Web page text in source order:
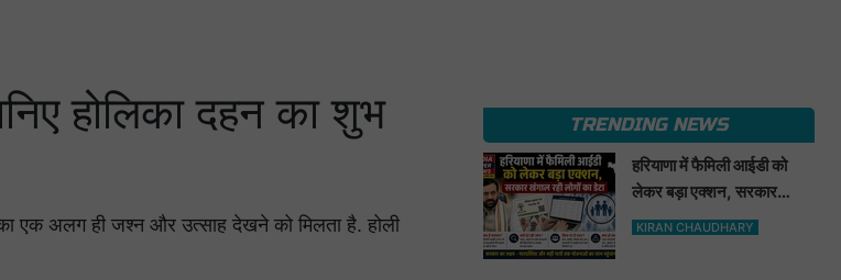
होलिका दहन का शुभ
एक अलग ही जश्न और उत्साह देखने को मिलता है. होली
TRENDING NEWS
हरियाणा में फैमिली आईडी को
लेकर बड़ा एक्शन, सरकार
खंगाल रही लोगों का डेटा
KIRAN CHAUDHARY